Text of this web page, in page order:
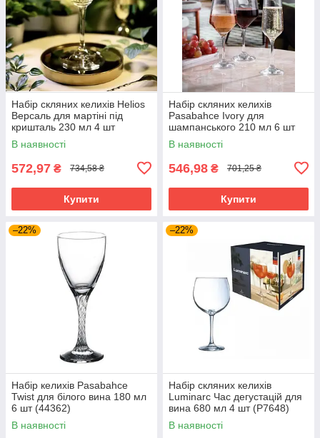
Набір скляних келихів Helios
Версаль для мартіні під
кришталь 230 мл 4 шт
(DSJ0223)
В наявності
572,97 ₴ 734,58 ₴
Купити
Набір скляних келихів
Pasabahce Ivory для
шампанського 210 мл 6 шт
(440475-6)
В наявності
546,98 ₴ 701,25 ₴
Купити
–22%
Набір келихів Pasabahce
Twist для білого вина 180 мл
6 шт (44362)
В наявності
–22%
Набір скляних келихів
Luminarc Час дегустацій для
вина 680 мл 4 шт (P7648)
В наявності